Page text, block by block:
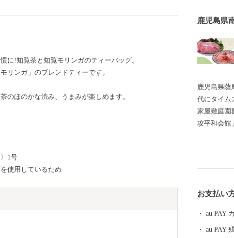
に!知覧茶と知覧モリンガのティーバッグ。
リンガ」のブレンドティーです。
のほのかな渋み、うまみが楽しめます。
1号
使用しているため
鹿児島県
鹿児島県薩
代にタイム
家屋敷庭園
攻平和会館
れている
多くありま
税でぜひお
お支払い
au PAY
au PAY